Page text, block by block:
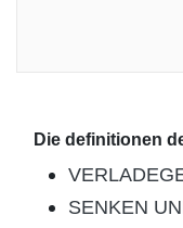
Die definitionen
SENKEN